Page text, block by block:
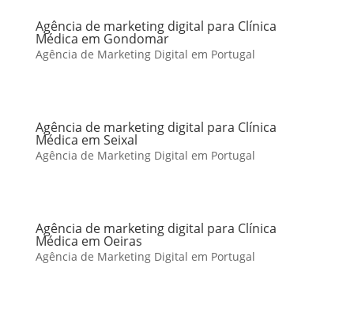
Agência de marketing digital para Clínica
Médica em Gondomar
Agência de Marketing Digital em Portugal
Agência de marketing digital para Clínica
Médica em Seixal
Agência de Marketing Digital em Portugal
Agência de marketing digital para Clínica
Médica em Oeiras
Agência de Marketing Digital em Portugal